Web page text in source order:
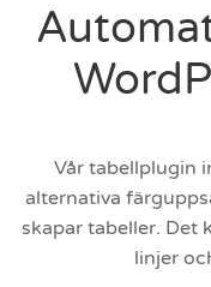
Vår tabellplugin
alternativa
skapar tabeller. Det
linjer